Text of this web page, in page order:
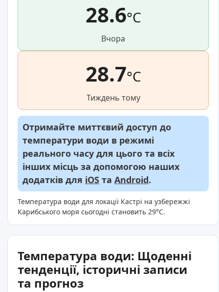
28.6°C
Вчора
28.7°C
Тиждень тому
Отримайте миттєвий доступ до
температури води в режимі
реального часу для цього та всіх
інших місць за допомогою наших
додатків для iOS та Android.
Температура води для локації Кастрі на узбережжі
Карибського моря сьогодні становить 29°C.
Температура води: Щоденні
тенденції, історичні записи
та прогноз